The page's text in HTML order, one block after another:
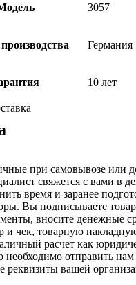
3057
Германия
10 лет
при самовывозе или
свяжется с вами в
время и заранее
Вы подписываете
вносите денежные
и чек, товарную
расчет как
необходимо отправить
реквизиты вашей